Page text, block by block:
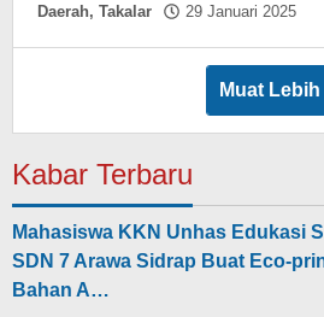
Daerah, Takalar 29 Januari 2025
Muat Lebih
Kabar Terbaru
Mahasiswa KKN Unhas Edukasi
SDN 7 Arawa Sidrap Buat Eco-
Bahan A…